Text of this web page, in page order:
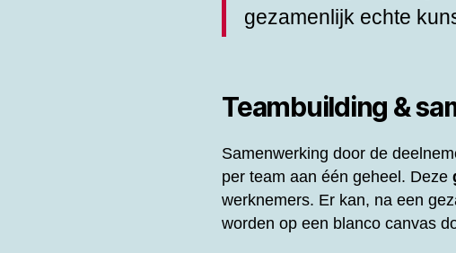
gezamenlijk echte
Teambuilding &
Samenwerking door de
per team aan één geheel. Deze
werknemers. Er kan, na een
worden op een blanco canvas